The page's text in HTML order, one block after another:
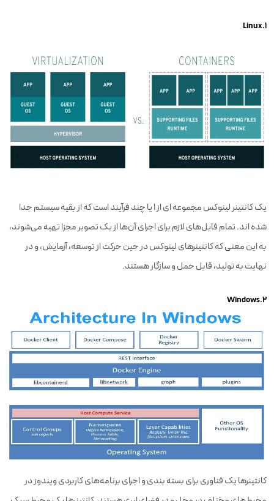
۱.Linux
یک کانتینر لینوکس مجموعه ای از 1 یا چند فرآیند است که از بقیه سیستم جدا
شده اند. تمام فایل‌های لازم برای اجرای آن‌ها از یک تصویر مجزا تهیه می‌شوند،
به این معنی که کانتینرهای لینوکس در حین حرکت از توسعه، آزمایش، و در
نهایت به تولید، قابل حمل و سازگار هستند.
۲.Windows
کانتینرها یک فناوری برای بسته بندی و اجرای برنامه‌های کاربردی ویندوز در